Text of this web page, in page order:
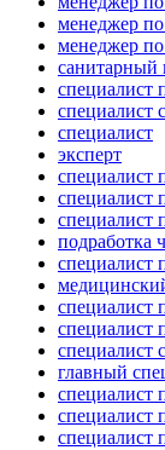
менеджер
менеджер
санитарный
специалист
специалист
специалист
эксперт
специалист
специалист
специалист
подработка
специалист
специалист
специалист
специалист
главный
специалист
специалист
специалист